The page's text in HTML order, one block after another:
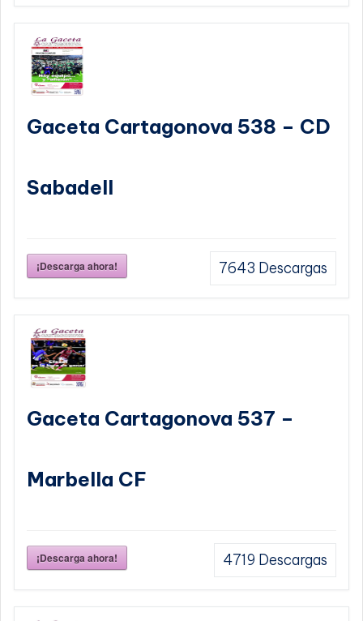
Gaceta Cartagonova 538 – CD
Sabadell
¡Descarga ahora! 7643 Descargas
Gaceta Cartagonova 537 –
Marbella CF
¡Descarga ahora! 4719 Descargas